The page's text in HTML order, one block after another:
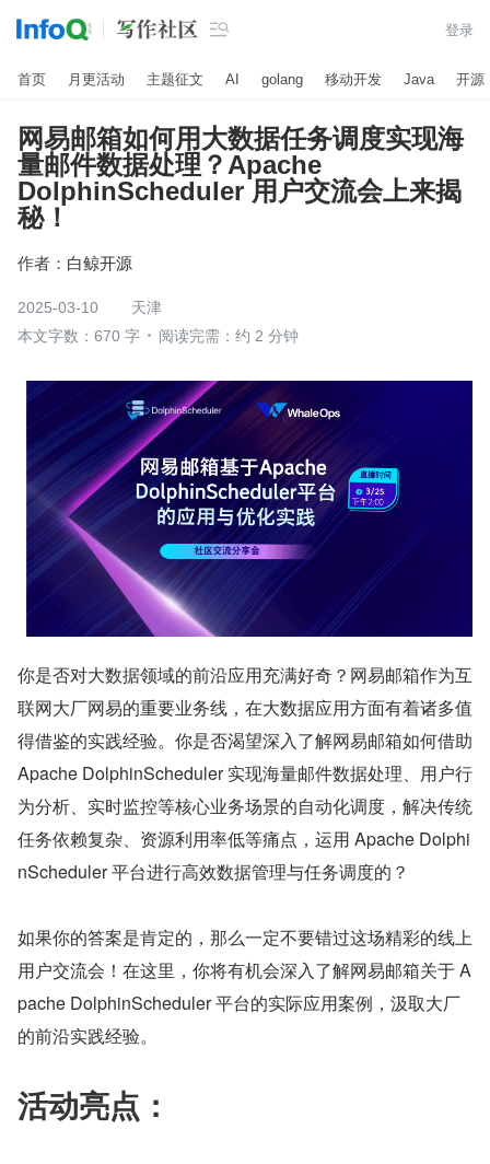
 登录
首页 月更活动 主题征文 AI golang 移动开发 Java 开源
网易邮箱如何用大数据任务调度实现海
量邮件数据处理？Apache
DolphinScheduler 用户交流会上来揭
秘！
作者： 白鲸开源
2025-03-10
天津
本文字数：670 字
阅读完需：约 2 分钟
你是否对大数据领域的前沿应用充满好奇？网易邮箱作为互
联网大厂网易的重要业务线，在大数据应用方面有着诸多值
得借鉴的实践经验。你是否渴望深入了解网易邮箱如何借助
Apache DolphinScheduler 实现海量邮件数据处理、用户行
为分析、实时监控等核心业务场景的自动化调度，解决传统
任务依赖复杂、资源利用率低等痛点，运用 Apache Dolphi
nScheduler 平台进行高效数据管理与任务调度的？
如果你的答案是肯定的，那么一定不要错过这场精彩的线上
用户交流会！在这里，你将有机会深入了解网易邮箱关于 A
pache DolphinScheduler 平台的实际应用案例，汲取大厂
的前沿实践经验。
活动亮点：